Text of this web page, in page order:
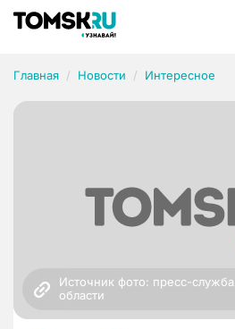
Главная Новости Интересное
Источник фото: пресс-
области